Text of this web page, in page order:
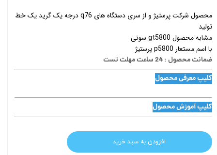
محصول شرکت پرستیژ و از سری دستگاه های q76 درجه یک گرید یک خط
تولید
مشابه محصول gt5800 سونی
با اسم مستعار p5800 پرستیژ
ضمانت محصول : 24 ساعت مهلت تست
کلیپ معرفی محصول
کلیپ آموزش محصول
افزودن به سبد خرید